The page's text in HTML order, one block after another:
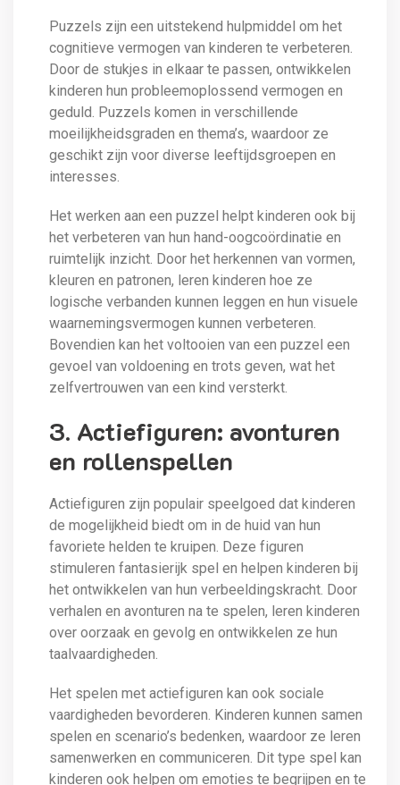
Puzzels zijn een uitstekend hulpmiddel om het
cognitieve vermogen van kinderen te verbeteren.
Door de stukjes in elkaar te passen, ontwikkelen
kinderen hun probleemoplossend vermogen en
geduld. Puzzels komen in verschillende
moeilijkheidsgraden en thema’s, waardoor ze
geschikt zijn voor diverse leeftijdsgroepen en
interesses.
Het werken aan een puzzel helpt kinderen ook bij
het verbeteren van hun hand-oogcoördinatie en
ruimtelijk inzicht. Door het herkennen van vormen,
kleuren en patronen, leren kinderen hoe ze
logische verbanden kunnen leggen en hun visuele
waarnemingsvermogen kunnen verbeteren.
Bovendien kan het voltooien van een puzzel een
gevoel van voldoening en trots geven, wat het
zelfvertrouwen van een kind versterkt.
3. Actiefiguren: avonturen
en rollenspellen
Actiefiguren zijn populair speelgoed dat kinderen
de mogelijkheid biedt om in de huid van hun
favoriete helden te kruipen. Deze figuren
stimuleren fantasierijk spel en helpen kinderen bij
het ontwikkelen van hun verbeeldingskracht. Door
verhalen en avonturen na te spelen, leren kinderen
over oorzaak en gevolg en ontwikkelen ze hun
taalvaardigheden.
Het spelen met actiefiguren kan ook sociale
vaardigheden bevorderen. Kinderen kunnen samen
spelen en scenario’s bedenken, waardoor ze leren
samenwerken en communiceren. Dit type spel kan
kinderen ook helpen om emoties te begrijpen en te